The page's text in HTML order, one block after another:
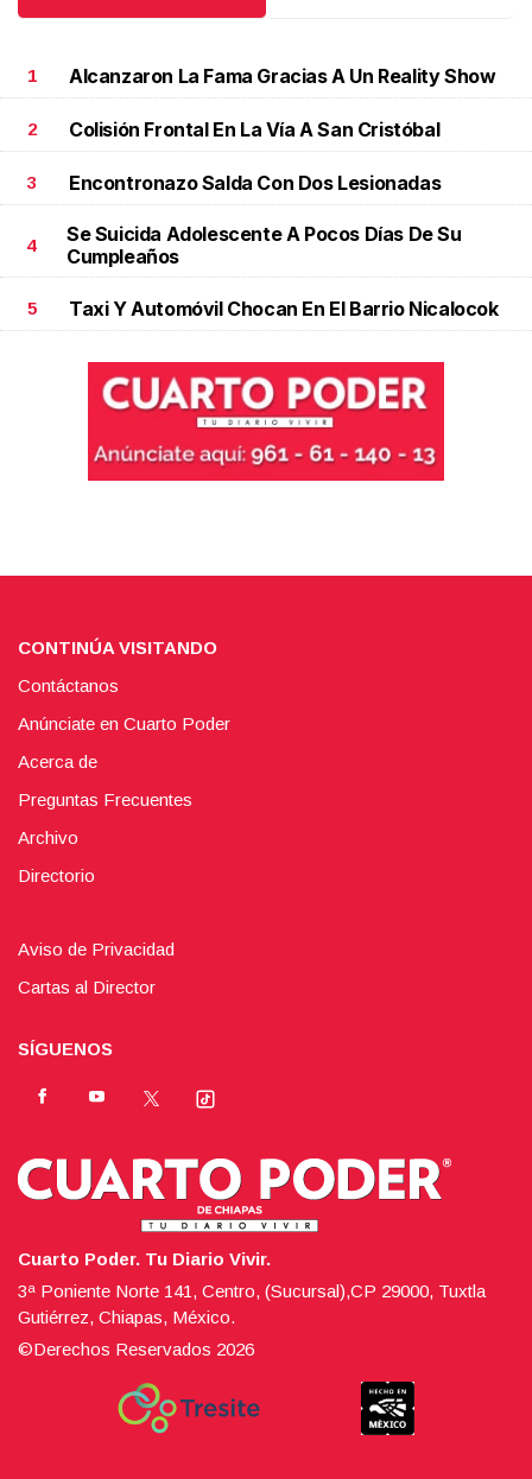
1 Alcanzaron La Fama Gracias A Un Reality Show
2 Colisión Frontal En La Vía A San Cristóbal
3 Encontronazo Salda Con Dos Lesionadas
4
Se Suicida Adolescente A Pocos Días De Su
Cumpleaños
5 Taxi Y Automóvil Chocan En El Barrio Nicalocok
CONTINÚA VISITANDO
Contáctanos
Anúnciate en Cuarto Poder
Acerca de
Preguntas Frecuentes
Archivo
Directorio
Aviso de Privacidad
Cartas al Director
SÍGUENOS
Cuarto Poder. Tu Diario Vivir.
3ª Poniente Norte 141, Centro, (Sucursal),CP 29000, Tuxtla
Gutiérrez, Chiapas, México.
©Derechos Reservados 2026